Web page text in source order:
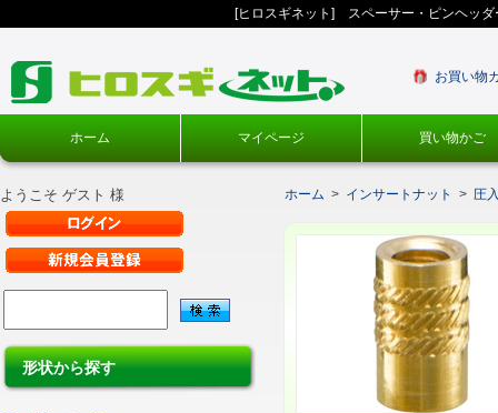
[ヒロスギネット] スペーサー・ピンヘッ
お買い物
ホーム マイページ 買い物かご
ようこそ ゲスト 様
形状から探す
ホーム > インサートナット > 圧